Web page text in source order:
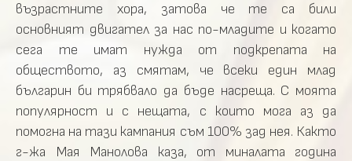
възрастните хора, затова че те са били
основният двигател за нас по-младите и когато
сега те имат нужда от подкрепата на
обществото, аз смятам, че всеки един млад
българин би трябвало да бъде насреща. С моята
популярност и с нещата, с които мога аз да
помогна на тази кампания съм 100% зад нея. Както
г-жа Мая Манолова каза, от миналата година